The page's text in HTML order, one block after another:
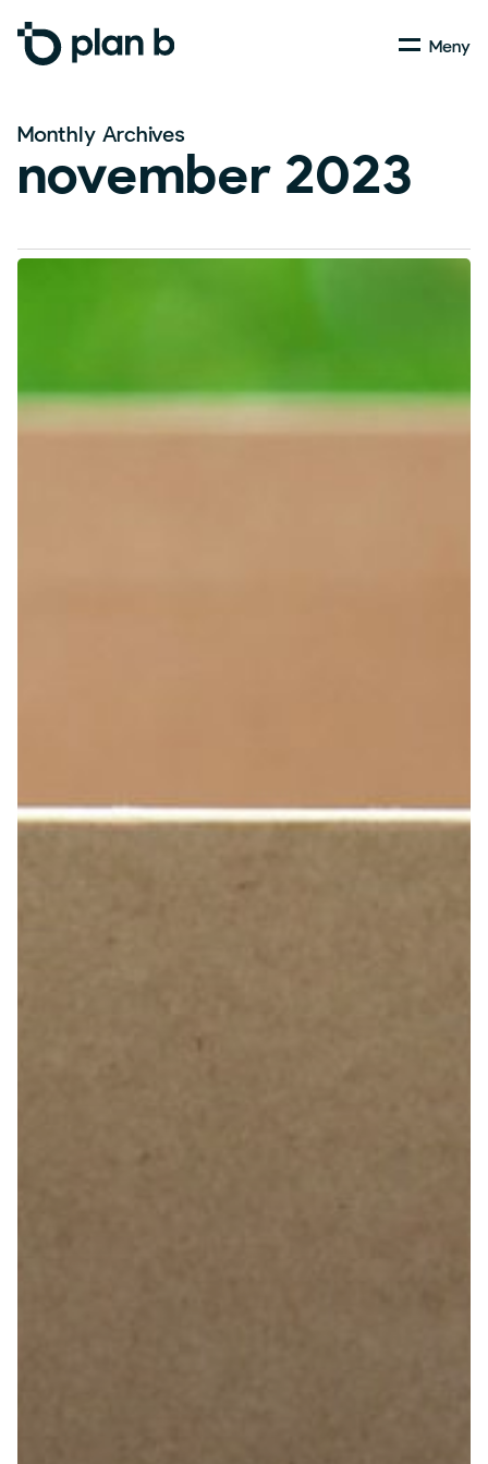
main
Menu
Monthly Archives
november 2023